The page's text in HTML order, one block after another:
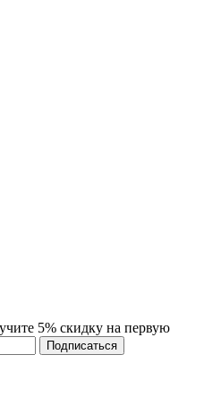
5% скидку на первую